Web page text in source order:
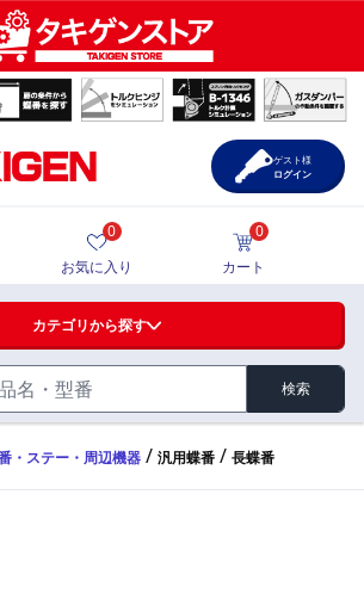
・取手・つまみ・周辺機器
テー・周辺機器
ー・ラッチ錠・キャッチ・錠前装置・周
グ
カテゴリから探す
検索
0
お気に入り
0
カート
ゲスト様
ログイン
・ステー・周辺機器 / 汎用蝶番 / 長蝶番
キゲン製造株式会社